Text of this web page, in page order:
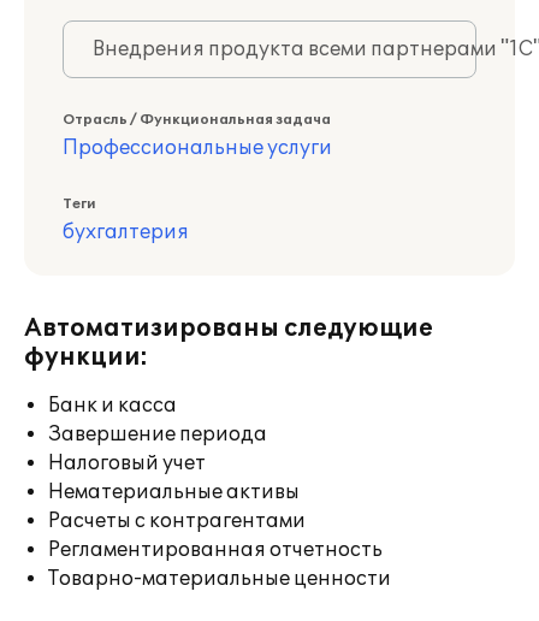
Внедрения продукта всеми партнерами
Отрасль / Функциональная задача
Профессиональные услуги
Теги
бухгалтерия
Автоматизированы следующие
функции:
Банк и касса
Завершение периода
Налоговый учет
Нематериальные активы
Расчеты с контрагентами
Регламентированная отчетность
Товарно-материальные ценности